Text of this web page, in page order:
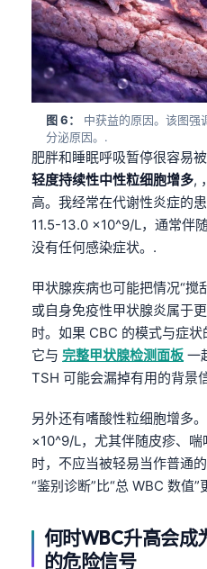
图 6：
中获益的原因。该图强
分泌原因。.
肥胖和睡眠呼吸暂停很容易
轻度持续性中性粒细胞增多,
高。我经常在代谢性炎症的
11.5-13.0 ×10^9/L，通常伴
没有任何感染症状。.
甲状腺疾病也可能把情况“搅
或自身免疫性甲状腺炎属于
时。如果 CBC 的模式与症
它与 完整甲状腺检测面板 一
TSH 可能会漏掉有用的背景
另外还有嗜酸性粒细胞增多
×10^9/L，尤其伴随皮疹、
时，不应当被轻易当作普通
“鉴别诊断”比“总 WBC 数值
何时WBC升高会成
的危险信号